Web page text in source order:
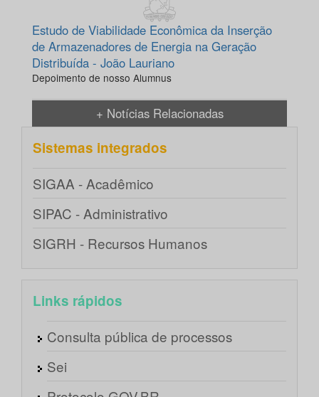
Estudo de Viabilidade Econômica da Inserção
de Armazenadores de Energia na Geração
Distribuída - João Lauriano
Depoimento de nosso Alumnus
+ Notícias Relacionadas
Sistemas integrados
SIGAA - Acadêmico
SIPAC - Administrativo
SIGRH - Recursos Humanos
Links rápidos
Consulta pública de processos
Sei